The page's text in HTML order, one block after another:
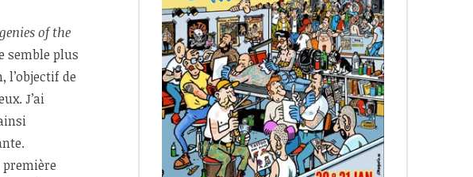
of the
semble plus
l’objectif de
J’ai